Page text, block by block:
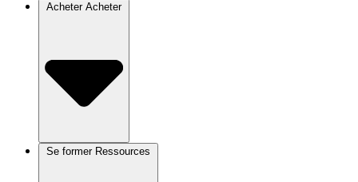
Acheter Acheter
Se former